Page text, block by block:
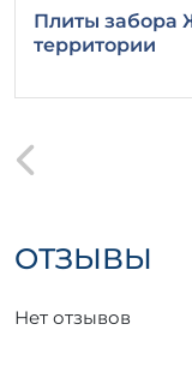
Плиты забора
территории
ОТЗЫВЫ
Нет отзывов